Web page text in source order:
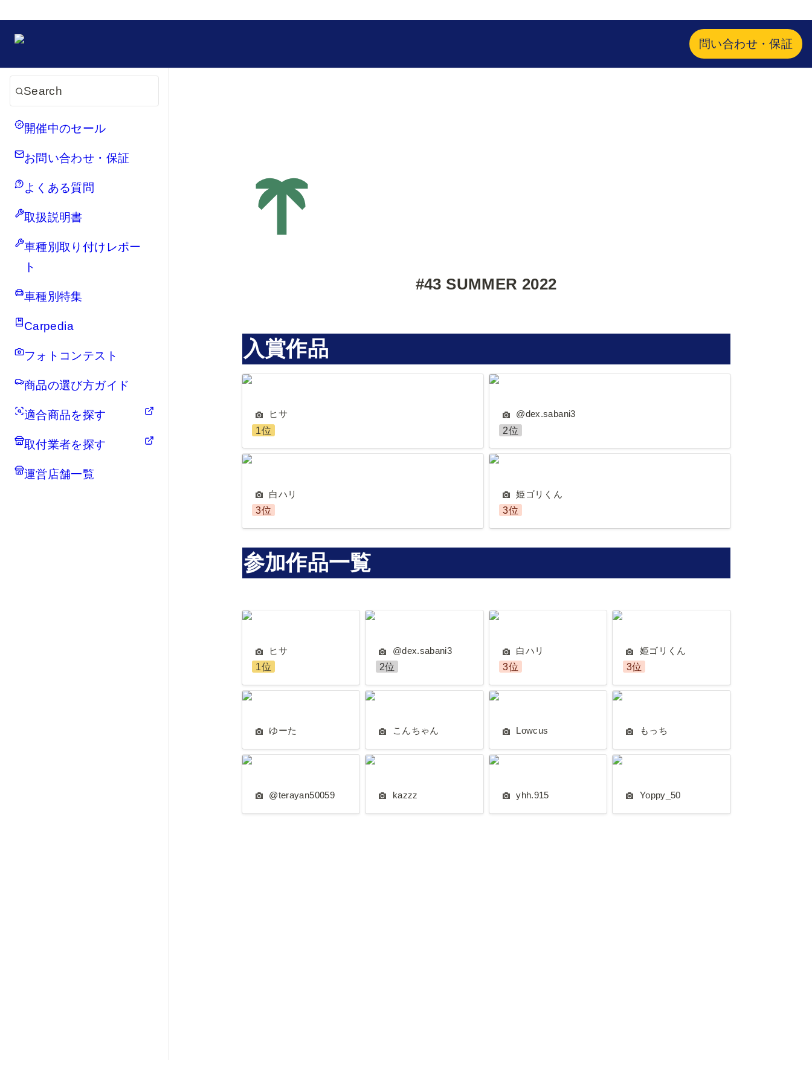
問い合わせ・保証
Search
開催中のセール
お問い合わせ・保証
よくある質問
取扱説明書
車種別取り付けレポー
ト
車種別特集
Carpedia
フォトコンテスト
商品の選び方ガイド
適合商品を探す
取付業者を探す
運営店舗一覧
#43 SUMMER 2022
入賞作品
ヒサ
ヒサ
1位
@dex.sabani3
@dex.sabani3
2位
白ハリ
白ハリ
3位
姫ゴリくん
姫ゴリくん
3位
参加作品一覧
ヒサ
ヒサ
1位
@dex.sabani3
@dex.sabani3
2位
白ハリ
白ハリ
3位
姫ゴリくん
姫ゴリくん
3位
ゆーた
ゆーた
こんちゃん
こんちゃん
Lowcus
Lowcus
もっち
もっち
@terayan50059
@terayan50059
kazzz
kazzz
yhh.915
yhh.915
Yoppy_50
Yoppy_50